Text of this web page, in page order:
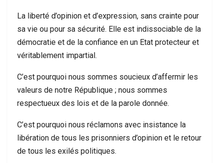
La liberté d’opinion et d’expression, sans crainte pour
sa vie ou pour sa sécurité. Elle est indissociable de la
démocratie et de la confiance en un Etat protecteur et
véritablement impartial.
C’est pourquoi nous sommes soucieux d’affermir les
valeurs de notre République ; nous sommes
respectueux des lois et de la parole donnée.
C’est pourquoi nous réclamons avec insistance la
libération de tous les prisonniers d’opinion et le retour
de tous les exilés politiques.